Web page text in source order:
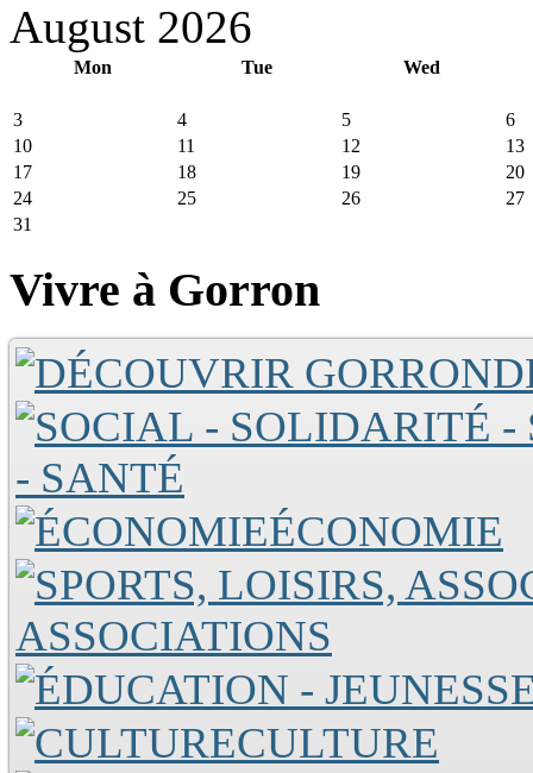
August 2026
Mon Tue Wed
3 4 5
6
10
11 12
13
17
18 19
20
24
25 26
27
31
Vivre à Gorron
- SANTÉ
ÉCONOMIE
ASSOCIATIONS
CULTURE